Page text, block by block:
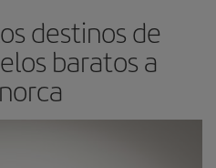
destinos de
baratos a